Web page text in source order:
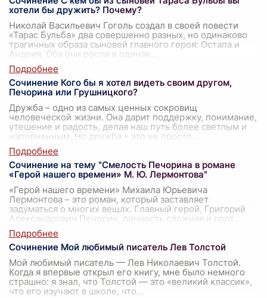
хотели бы дружить? Почему?
Николай Васильевич Гоголь создал в своей повести
«Тарас Бульба» два совершенно разных, но одинаково
трагичных образа сыновей главного героя: Остапа и
Андрия. Оба они росли в одинак
Сочинение Кого бы я хотел видеть своим другом,
Печорина или Грушницкого?
Дружба – одно из самых ценных сокровищ
человеческой жизни. Она дарит поддержку, понимание,
утешение и радость, делая наш путь более светлым и
наполненным. Но дружба – это не просто
Сочинение на тему "Смелость Печорина в романе
«Герой нашего времени» М. Ю. Лермонтова"
«Герой нашего времени» Михаила Юрьевича
Лермонтова – это роман, который заставляет
задуматься о многих вещах. Главный герой, Григорий
Александрович Печорин, личность сложная и прот
Сочинение Мой любимый писатель Лев Толстой
Мой любимый писатель — Лев Николаевич Толстой.
Когда я впервые открыл его книгу, мне было немного
страшно: я знал, что Толстой — это «великий классик»,
что его изучают в школе, что...